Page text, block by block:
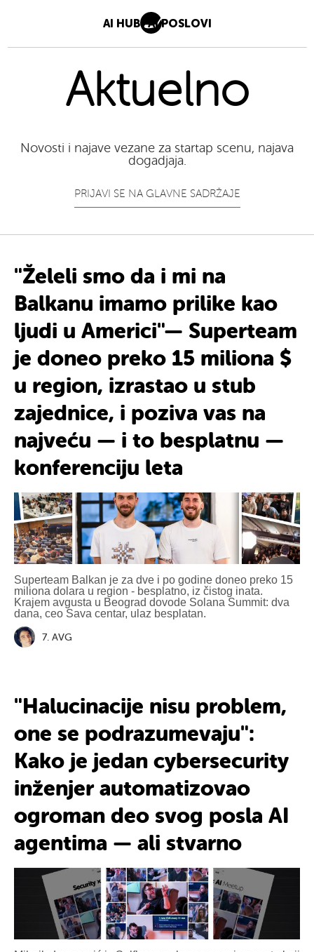
AI HUB AI POSLOVI
Aktuelno
Novosti i najave vezane za startap scenu, najava
dogadjaja.
PRIJAVI SE NA GLAVNE SADRŽAJE
"Želeli smo da i mi na
Balkanu imamo prilike kao
ljudi u Americi"— Superteam
je doneo preko 15 miliona $
u region, izrastao u stub
zajednice, i poziva vas na
najveću — i to besplatnu —
konferenciju leta
Superteam Balkan je za dve i po godine doneo preko 15
miliona dolara u region - besplatno, iz čistog inata.
Krajem avgusta u Beograd dovode Solana Summit: dva
dana, ceo Sava centar, ulaz besplatan.
7. AVG
"Halucinacije nisu problem,
one se podrazumevaju":
Kako je jedan cybersecurity
inženjerautomatizovao
ogroman deo svog posla AI
agentima — ali stvarno